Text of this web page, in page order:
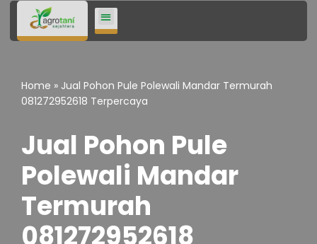
Lompat
Home » Jual Pohon Pule Polewali Mandar Termurah
081272952618 Terpercaya
Jual Pohon Pule
Polewali Mandar
Termurah
081272952618